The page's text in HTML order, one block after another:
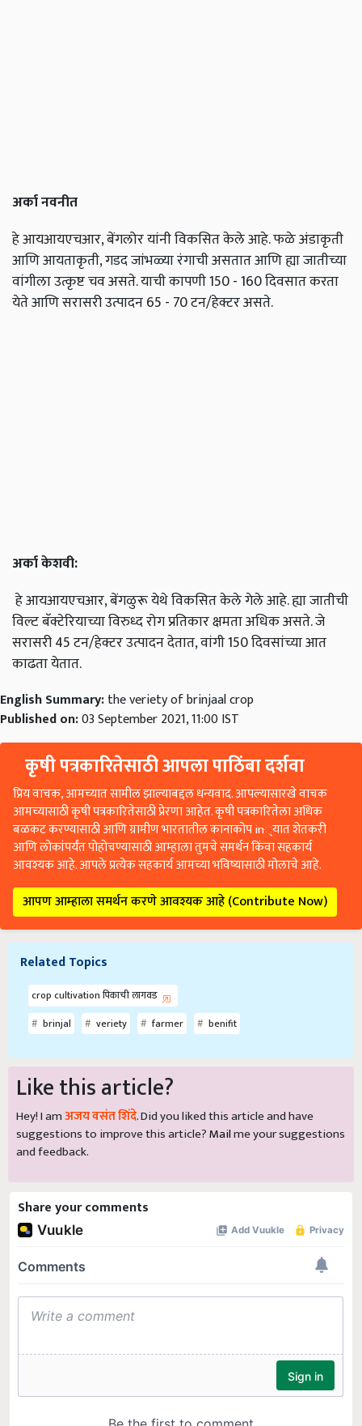
अर्कानवनीत
हे आयआयएचआर, बेंगलोर यांनी विकसित केले आहे. फळे अंडाकृती
आणि आयताकृती, गडद जांभळ्या रंगाची असतात आणि ह्या जातीच्या
वांगीला उत्कृष्ट चव असते. याची कापणी 150 - 160 दिवसात करता
येते आणि सरासरी उत्पादन 65 - 70 टन/हेक्टर असते.
अर्काकेशवी:
हे आयआयएचआर, बेंगळुरू येथे विकसित केले गेले आहे. ह्या जातीची
विल्ट बॅक्टेरियाच्या विरुध्द रोग प्रतिकार क्षमता अधिक असते. जे
सरासरी 45 टन/हेक्टर उत्पादन देतात, वांगी 150 दिवसांच्या आत
काढता येतात.
English Summary:the veriety of brinjaal crop
Published on:03 September 2021, 11:00 IST
कृषी पत्रकारितेसाठी आपला पाठिंबा दर्शवा
प्रिय वाचक, आमच्यात सामील झाल्याबद्दल धन्यवाद. आपल्यासारखे वाचक
आमच्यासाठी कृषी पत्रकारितेसाठी प्रेरणा आहेत. कृषी पत्रकारितेला अधिक
बळकट करण्यासाठी आणि ग्रामीण भारतातील कानाकोप in्यात शेतकरी
आणि लोकांपर्यंत पोहोचण्यासाठी आम्हाला तुमचे समर्थन किंवा सहकार्य
आवश्यक आहे. आपले प्रत्येक सहकार्य आमच्या भविष्यासाठी मोलाचे आहे.
आपण आम्हाला समर्थन करणे आवश्यक आहे (Contribute Now)
Related Topics
crop cultivation पिकाची लागवड
brinjal
veriety farmer benifit
Like this article?
Hey! I amअजय वसंत शिंदे. Did you liked this article and have
suggestions to improve this article?Mailme your suggestions
and feedback.
Share your comments